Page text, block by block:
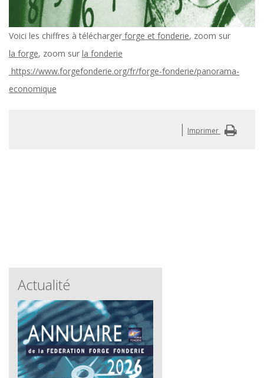
Voici les chiffres à télécharger forge et fonderie, zoom sur
la forge, zoom sur la fonderie
https://www.forgefonderie.org/fr/forge-fonderie/panorama-
economique
| Imprimer
Actualité